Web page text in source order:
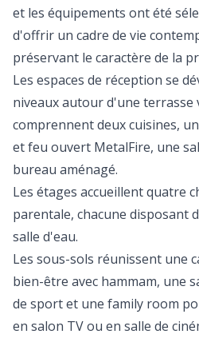
et les équipements ont été
d'offrir un cadre de vie
préservant le caractère de la
Les espaces de réception se
niveaux autour d'une terrasse
comprennent deux cuisines,
et feu ouvert MetalFire, une
bureau aménagé.
Les étages accueillent quatre
parentale, chacune disposant
salle d'eau.
Les sous-sols réunissent une
bien-être avec hammam, une
de sport et une family room
en salon TV ou en salle de